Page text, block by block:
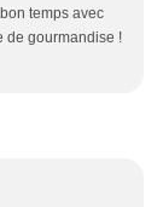
temps avec
de gourmandise !